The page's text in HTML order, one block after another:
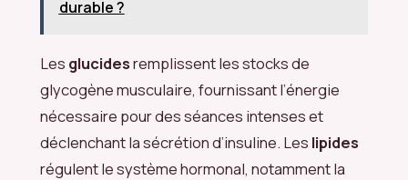
durable ?
Les glucidesremplissent les stocks de
glycogène musculaire, fournissant l’énergie
nécessaire pour des séances intenses et
déclenchant la sécrétion d’insuline. Les lipides
régulent le système hormonal, notamment la